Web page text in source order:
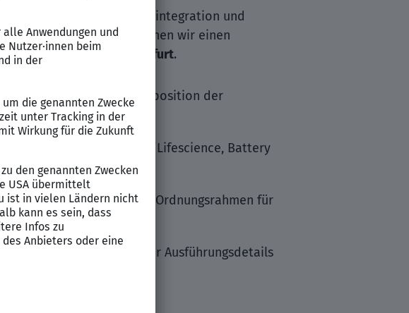
Modularisierung, Systemintegration und
unseres Teams suchen wir einen
,Stuttgartoder Frankfurt.
inkl. Koordination und Disposition der
den Branchen Pharma/Lifescience, Battery
Integrationsdetails als Ordnungsrahmen für
und typenbasierter Ausführungsdetails